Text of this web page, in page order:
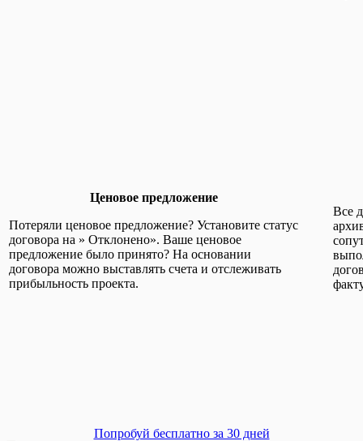
Ценовое предложение
Потеряли ценовое предложение? Установите статус
договора на » Отклонено». Ваше ценовое
предложение было принято? На основании
договора можно выставлять счета и отслеживать
прибыльность проекта.
Все
Попробуй бесплатно за 30 дней